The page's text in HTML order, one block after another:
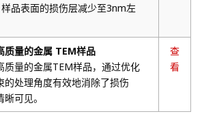
品表面的损伤层减少至3nm左
质量的金属 TEM样品
质量的金属TEM样品，通过优化
的处理角度有效地消除了损伤
可见。
查
看